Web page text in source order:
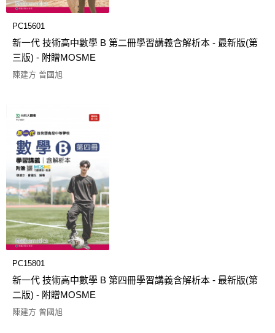
PC15601
新一代 技術高中數學 B 第二冊學習講義含解析本 - 最新版(第
三版) - 附贈MOSME
陳建方 曾國旭
PC15801
新一代 技術高中數學 B 第四冊學習講義含解析本 - 最新版(第
二版) - 附贈MOSME
陳建方 曾國旭